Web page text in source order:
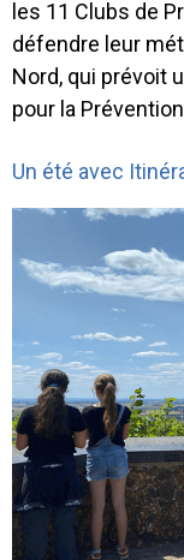
les 11 Clubs de
défendre leur
Nord, qui prévoit
pour la
Un été avec